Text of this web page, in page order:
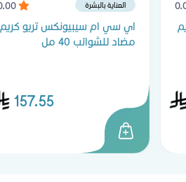
العناية بالبشرة
اي سي ام سيبيونكس تريو كريم
مضاد للشوائب 40 مل
157.55